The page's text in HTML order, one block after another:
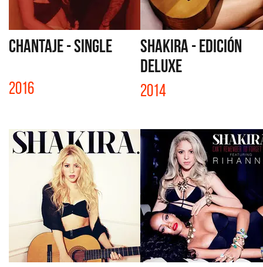
CHANTAJE - SINGLE
2016
SHAKIRA - EDICIÓN
DELUXE
2014